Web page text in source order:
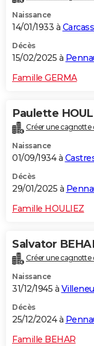
Naissance
14/01/1933 à
Décès
15/02/2025 à
Famille GERMA
Paulette
Créer une cagnotte
Naissance
01/09/1934 à
Décès
29/01/2025 à
Famille HOULIEZ
Salvator
Créer une cagnotte
Naissance
31/12/1945 à
Décès
25/12/2024 à
Famille BEHAR